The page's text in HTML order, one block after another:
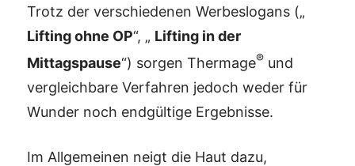
Trotz der verschiedenen Werbeslogans („
Lifting ohne OP“, „ Lifting in der
Mittagspause“) sorgen Thermage® und
vergleichbare Verfahren jedoch weder für
Wunder noch endgültige Ergebnisse.
Im Allgemeinen neigt die Haut dazu,